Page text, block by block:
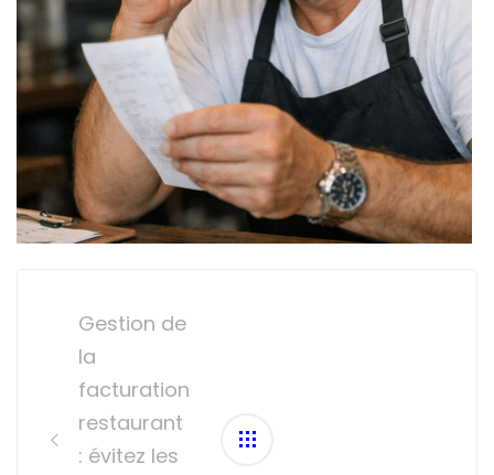
navigationGestion de
la
facturation
restaurant
: évitez les